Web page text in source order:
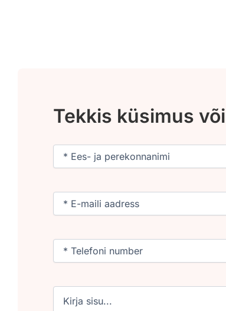
Tekkis küsimus
Nimi
Email
Phone
Untitled